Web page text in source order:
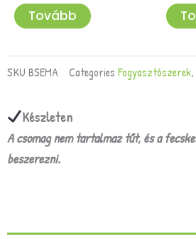
Tovább
SKU BSEMA Categories Fogyasztószerek,
Készleten
A csomag nem tartalmaz tűt, és a
beszerezni.